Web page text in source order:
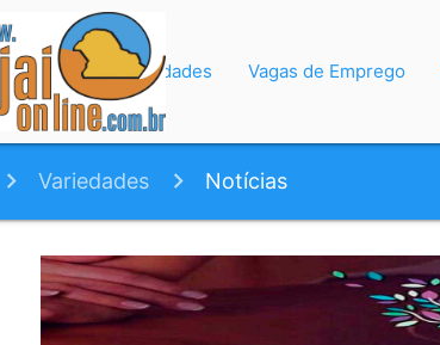
Início Variedades Vagas de Emprego
Variedades Notícias